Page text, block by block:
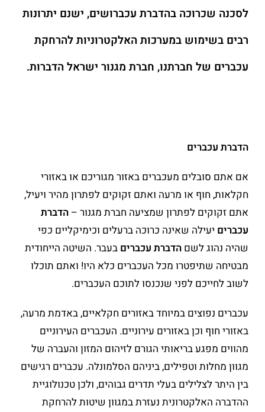
לסכנה שכרוכה בהדברת עכברושים, ישנם יתרונות
רבים בשימוש במערכות האלקטרוניות להרחקת
עכברים של חברתנו, חברת מגנור ישראל הדברות.
הדברת עכברים
אם אתם סובלים מעכברים באזור מגוריכם או באזורי
חקלאות, חוף או מרעה ואתם זקוקים לפתרון מהיר ויעיל,
אתם זקוקים לפתרון שמציעה חברת מגנור – הדברת
עכברים יעילה שאינה כרוכה ברעלים וכימיקליים כפי
שהיה נהוג לשם הדברת עכברים בעבר. השיטה הייחודית
מבטיחה שתיפטרו מכל העכברים כלא היו! ואתם תוכלו
לשוב לחייכם לפני שנכנסו לתוכם העכברים.
עכברים נפוצים במיוחד באזורים חקלאיים, באדמת מרעה,
באזורי חוף וכן באזורים עירוניים. העכברים העירוניים
מהווים מפגע בריאותי הגורם לזיהום המזון והעברה של
מגוון מחלות וטפילים, ביניהם הסלמונלה. עכברים רגישים
בין היתר לצלילים בעלי תדרים גבוהים, ולכן טכנולוגיית
ההדברה האלקטרונית נעזרת במגוון שיטות להרחקת